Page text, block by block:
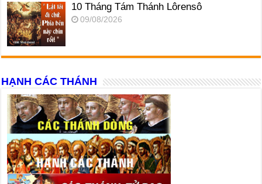
10 Tháng Tám Thánh Lôrensô
09/08/2026
HẠNH CÁC THÁNH